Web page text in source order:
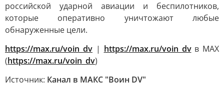
российской ударной авиации и беспилотников,
которые оперативно уничтожают любые
обнаруженные цели.
https://max.ru/voin_dv | https://max.ru/voin_dvв MAX
(https://max.ru/voin_dv)
Источник: Канал в МАКС "Воин DV"